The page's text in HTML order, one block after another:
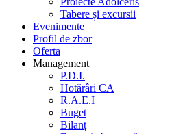
Tabere și excursii
Evenimente
Profil de zbor
Oferta
Management
P.D.I.
Hotărâri CA
R.A.E.I
Buget
Bilanț